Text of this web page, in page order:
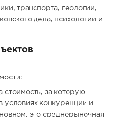
транспорта, геологии,
дела, психологии и
стоимость, за которую
условиях конкуренции и
это среднерыночная